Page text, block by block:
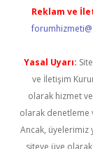
Reklam ve
Yasal Uyarı:
ve İletişim
olarak hizmet
olarak denetleme
Ancak, üyelerimiz
siteye üye